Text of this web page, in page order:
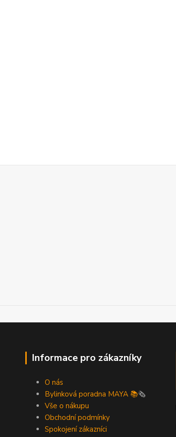
Informace pro zákazníky
O nás
Bylinková poradna MAYA 📚🗞️
Vše o nákupu
Obchodní podmínky
Spokojení zákazníci